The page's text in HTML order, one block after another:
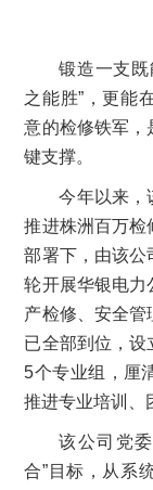
锻造一支
之能胜”，更能
意的检修铁军，
键支撑。
今年以来，
推进株洲百万检
部署下，由该公
轮开展华银电力
产检修、安全管
已全部到位，设
5个专业组，厘
推进专业培训、
该公司党
合”目标，从系